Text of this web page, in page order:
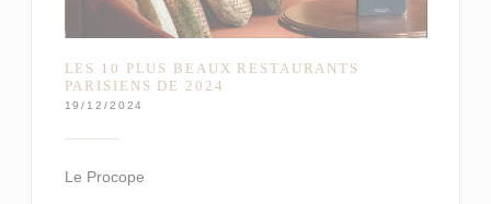
LES 10 PLUS BEAUX RESTAURANTS
PARISIENS DE 2024
19/12/2024
Le Procope